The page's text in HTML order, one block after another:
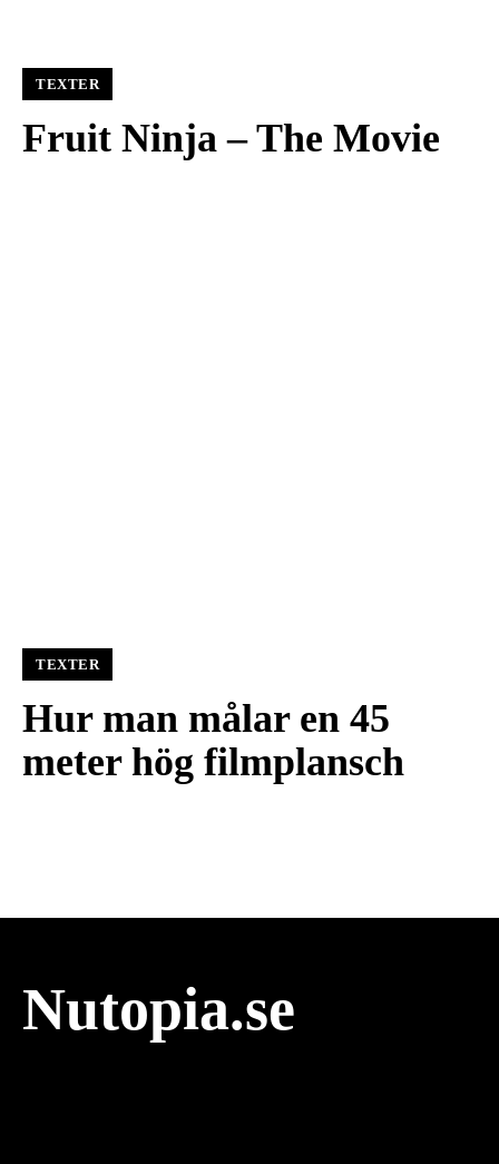
TEXTER
Fruit Ninja – The Movie
TEXTER
Hur man målar en 45
meter hög filmplansch
Nutopia.se